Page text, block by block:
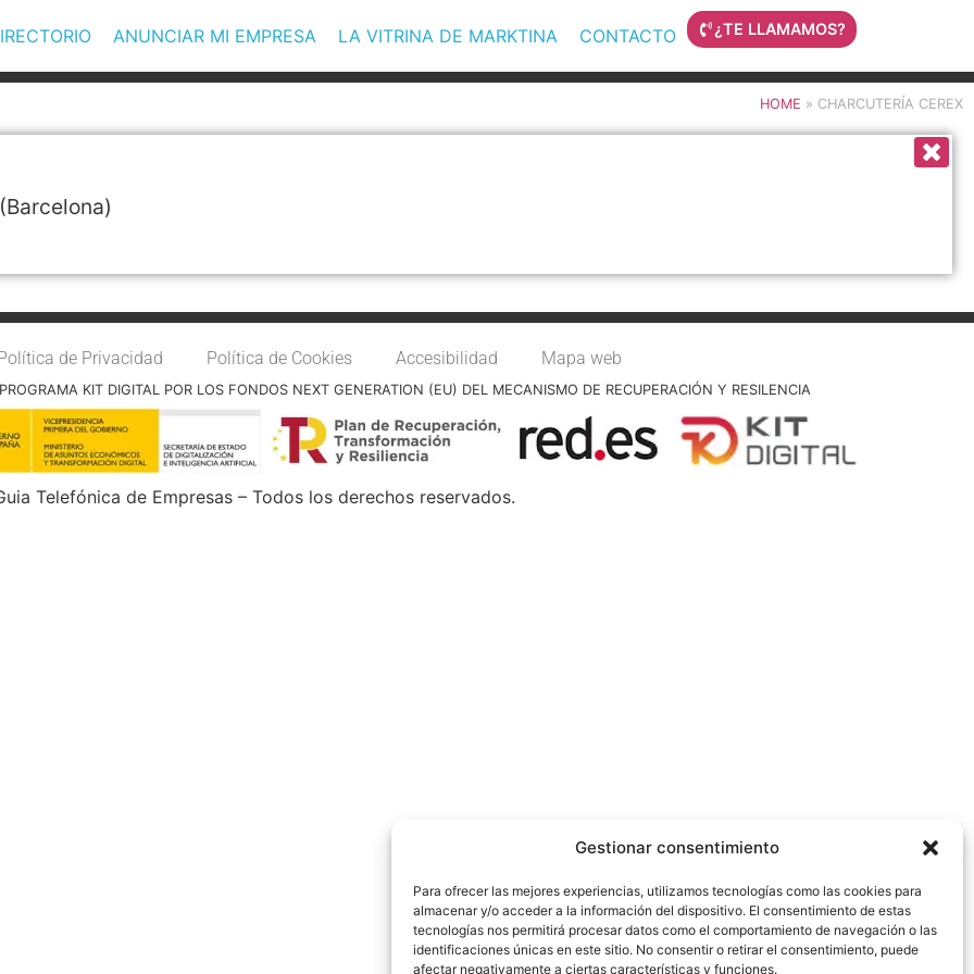
Gestionar consentimiento
Para ofrecer las mejores experiencias, utilizamos tecnologías como las cookies para
almacenar y/o acceder a la información del dispositivo. El consentimiento de estas
tecnologías nos permitirá procesar datos como el comportamiento de navegación o las
identificaciones únicas en este sitio. No consentir o retirar el consentimiento, puede
afectar negativamente a ciertas características y funciones.
ANUNCIAR MI EMPRESA LA VITRINA DE MARKTINA CONTACTO ¿TE LLAMAMOS?
HOME » CHARCUTERÍA CEREX
de Privacidad Política de Cookies Accesibilidad Mapa web
KIT DIGITAL POR LOS FONDOS NEXT GENERATION (EU) DEL MECANISMO DE RECUPERACIÓN Y RESILENCIA
Telefónica de Empresas – Todos los derechos reservados.